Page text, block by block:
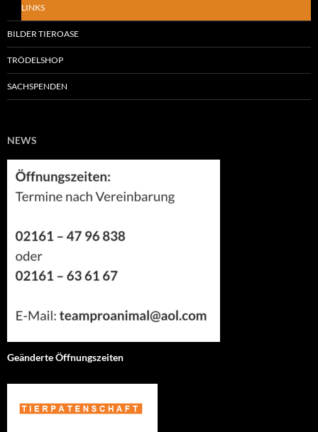
LINKS
BILDER TIEROASE
TRÖDELSHOP
SACHSPENDEN
NEWS
Geänderte Öffnungszeiten